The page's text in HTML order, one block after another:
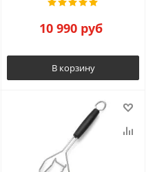
10 990руб
В корзину